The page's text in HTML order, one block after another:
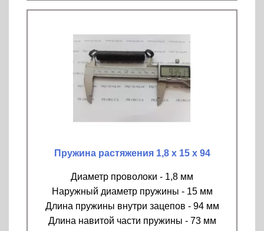
Пружина растяжения 1,8 х 15 х 94
Диаметр проволоки - 1,8 мм
Наружный диаметр пружины - 15 мм
Длина пружины внутри зацепов - 94 мм
Длина навитой части пружины - 73 мм